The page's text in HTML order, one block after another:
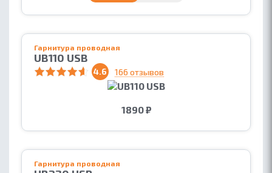
Гарнитура проводная
UB110 USB
4.6 166 отзывов
1890 ₽
Гарнитура проводная